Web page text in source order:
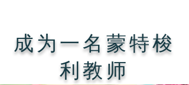
成为一名蒙特梭
利教师